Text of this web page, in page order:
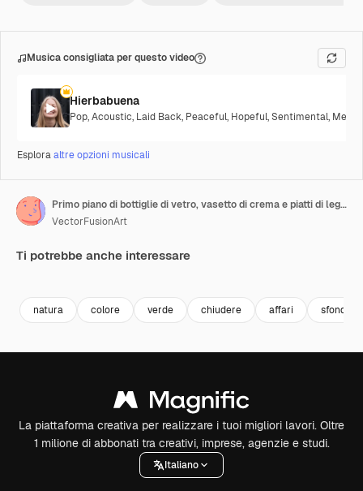
Musica consigliata per questo video
Hierbabuena
Pop,Acoustic, Laid Back, Peaceful, Hopeful,Sentimental,
Esploraaltre opzioni musicali
Primo piano di bottiglie di vetro, vasetto di crema e piatti di legno con spazio per il testo su sfondo grigio
VectorFusionArt
Ti potrebbe anche interessare
natura colore verde chiudere affari sfondo
La piattaforma creativa per realizzare i tuoi migliori lavori. Oltre
1 milione di abbonati tra creativi, imprese, agenzie e studi.
Italiano